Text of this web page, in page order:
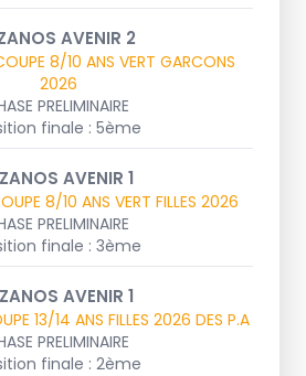
AVENIR 2
8/10 ANS VERT GARCONS
2026
PRELIMINAIRE
finale : 5ème
AVENIR 1
8/10 ANS VERT FILLES 2026
PRELIMINAIRE
finale : 3ème
AVENIR 1
13/14 ANS FILLES 2026 DES P.A
PRELIMINAIRE
finale : 2ème